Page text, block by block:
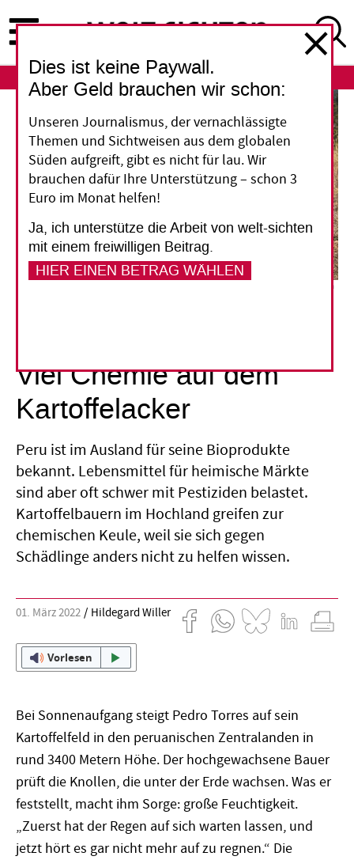
zum
Inhalt
ABO
Pedro Torres hat heute mit Schädlingen an seinen Kartoffeln zu kämpfen, die es früher in
Viel Chemie auf dem
Kartoffelacker
Peru ist im Ausland für seine Bioprodukte
bekannt. Lebensmittel für heimische Märkte
sind aber oft schwer mit Pestiziden belastet.
Kartoffelbauern im Hochland greifen zur
chemischen Keule, weil sie sich gegen
Schädlinge anders nicht zu helfen wissen.
01. März 2022 Hildegard Willer
Vorlesen
Bei Sonnenaufgang steigt Pedro Torres auf sein
Kartoffelfeld in den peruanischen Zentralanden in
rund 3400 Metern Höhe. Der hochgewachsene Bauer
prüft die Knollen, die unter der Erde wachsen. Was er
feststellt, macht ihm Sorge: große Feuchtigkeit.
„Zuerst hat der Regen auf sich warten lassen, und
jetzt hört es gar nicht mehr auf zu regnen.“ Die
Dies ist keine Paywall.
Aber Geld brauchen wir schon:
Unseren Journalismus, der vernachlässigte
Themen und Sichtweisen aus dem globalen
Süden aufgreift, gibt es nicht für lau. Wir
brauchen dafür Ihre Unterstützung – schon 3
Euro im Monat helfen!
Ja, ich unterstütze die Arbeit von welt-sichten
mit einem freiwilligen Beitrag.
HIER EINEN BETRAG WÄHLEN